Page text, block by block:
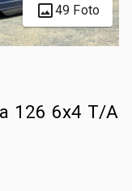
49 Foto
126 6x4 T/A